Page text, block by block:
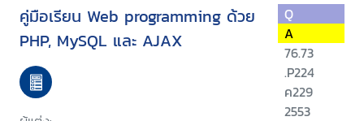
คู่มือเรียน Web programming ด้วย
PHP, MySQL และ AJAX
Q
A
76.73
.P224
ค229
2553